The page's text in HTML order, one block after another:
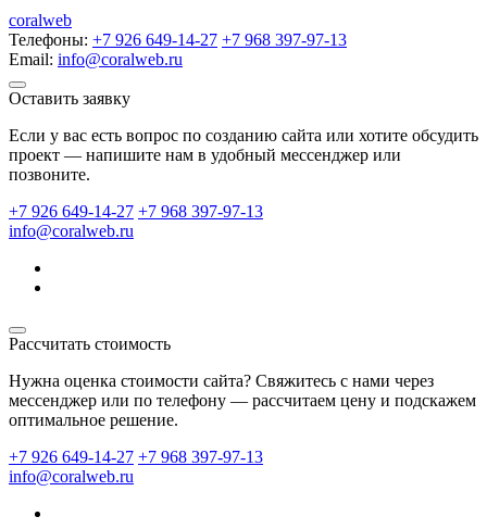
coralweb
Телефоны: +7 926 649-14-27 +7 968 397-97-13
Email: info@coralweb.ru
Оставить заявку
Если у вас есть вопрос по созданию сайта или хотите обсудить
проект — напишите нам в удобный мессенджер или
позвоните.
+7 926 649-14-27 +7 968 397-97-13
info@coralweb.ru
Рассчитать стоимость
Нужна оценка стоимости сайта? Свяжитесь с нами через
мессенджер или по телефону — рассчитаем цену и подскажем
оптимальное решение.
+7 926 649-14-27 +7 968 397-97-13
info@coralweb.ru